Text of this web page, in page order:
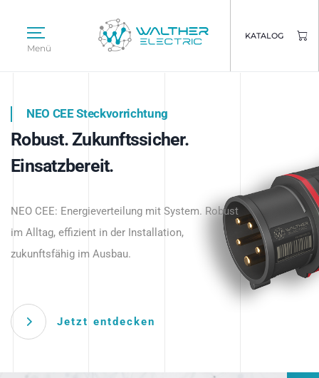
Menü
KATALOG
Intelligente Stromverteilung
beginnt hier.
NEO CEE Steckvorrichtung
Robust. Zukunftssicher.
Einsatzbereit.
NEO CEE: Energieverteilung mit System. Robust
im Alltag, effizient in der Installation,
zukunftsfähig im Ausbau.
Jetzt entdecken
Intelligenz trifft Energie.
Anwendungen – robust, IP-geschützt und
zukunftsfähig.